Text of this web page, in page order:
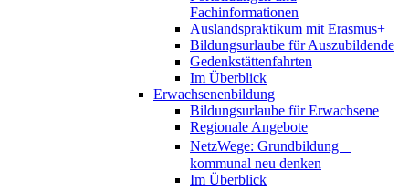
Fachinformationen
Auslandspraktikum mit Erasmus+
Bildungsurlaube für Auszubildende
Gedenkstättenfahrten
Im Überblick
Erwachsenenbildung
Bildungsurlaube für Erwachsene
Regionale Angebote
NetzWege: Grundbildung
kommunal neu denken
Im Überblick